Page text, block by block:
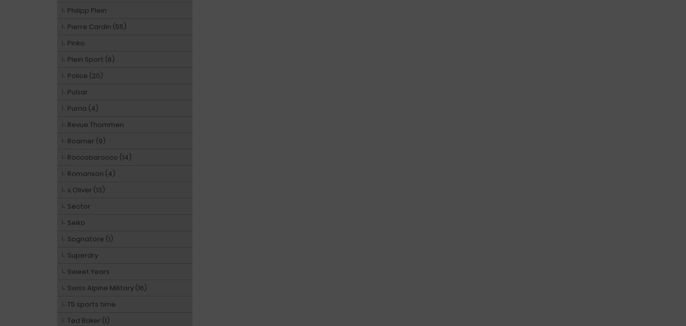
Philipp Plein
Pierre Cardin (55)
Pinko
Plein Sport (6)
Police (20)
Pulsar
Puma (4)
Revue Thommen
Roamer (9)
Roccobarocco (14)
Romanson (4)
s.Oliver (13)
Sector
Seiko
Sognatore (1)
Superdry
Sweet Years
Swiss Alpine Military (16)
T5 sports time
Ted Baker (1)